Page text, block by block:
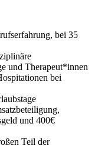
bei 35
und Therapeut*innen
bei
und 400€
Teil der